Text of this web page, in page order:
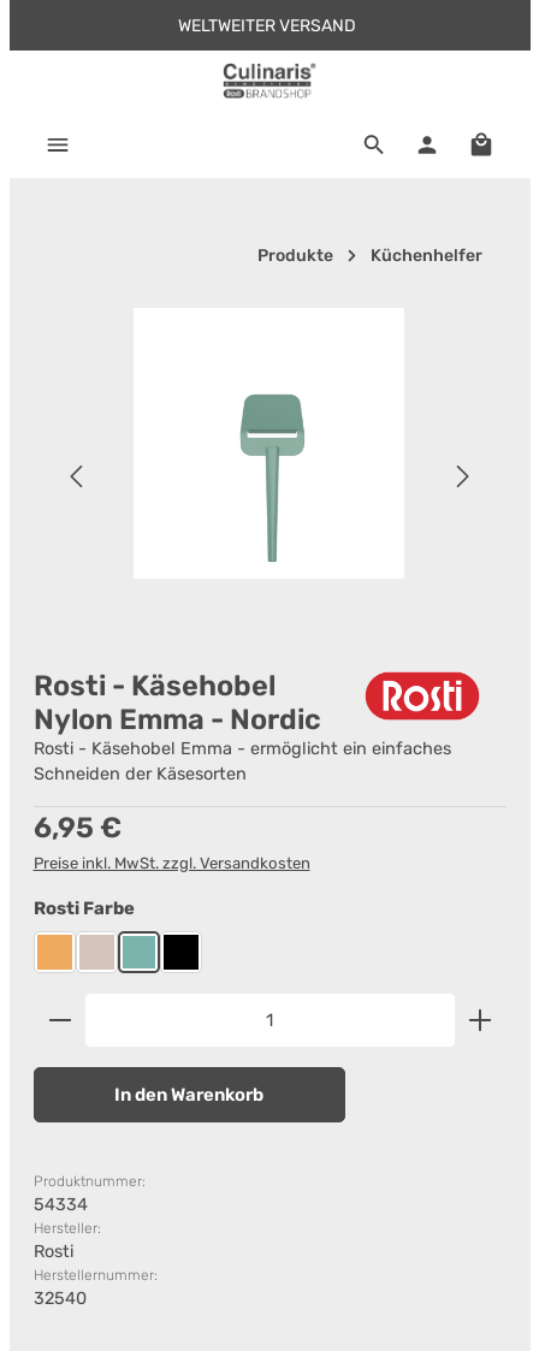
Zum Hauptinhalt springenWELTWEITER VERSAND
Produkte Küchenhelfer
Rosti - Käsehobel
Nylon Emma - Nordic
Rosti - Käsehobel Emma - ermöglicht ein einfaches
Schneiden der Käsesorten
Regulärer Preis:
6,95 €
Preise inkl. MwSt. zzgl. Versandkosten
Rosti Farbeauswählen
CurryHumusNordic Green
Schwarz
Produkt Anzahl: Gib den gewünschten Wert ein
In den Warenkorb
Produktnummer:
54334
Hersteller:
Rosti
Herstellernummer:
32540